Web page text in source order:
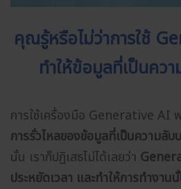
คุณรู้หรือไม่ว่าการใช้
ทำให้ข้อมูลที่เป็นคว
การใช้เครื่องมือ Generative AI
การรั่วไหลของข้อมูลที่เป็นความลับ
นั้น เราก็ปฏิเสธไม่ได้เลยว่า
ประหยัดเวลา และทำให้การทำงาน